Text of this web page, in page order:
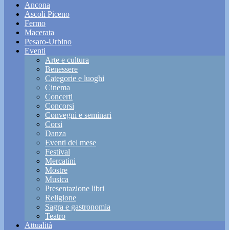
Ancona
Ascoli Piceno
Fermo
Macerata
Pesaro-Urbino
Eventi
Arte e cultura
Benessere
Categorie e luoghi
Cinema
Concerti
Concorsi
Convegni e seminari
Corsi
Danza
Eventi del mese
Festival
Mercatini
Mostre
Musica
Presentazione libri
Religione
Sagra e gastronomia
Teatro
Attualità